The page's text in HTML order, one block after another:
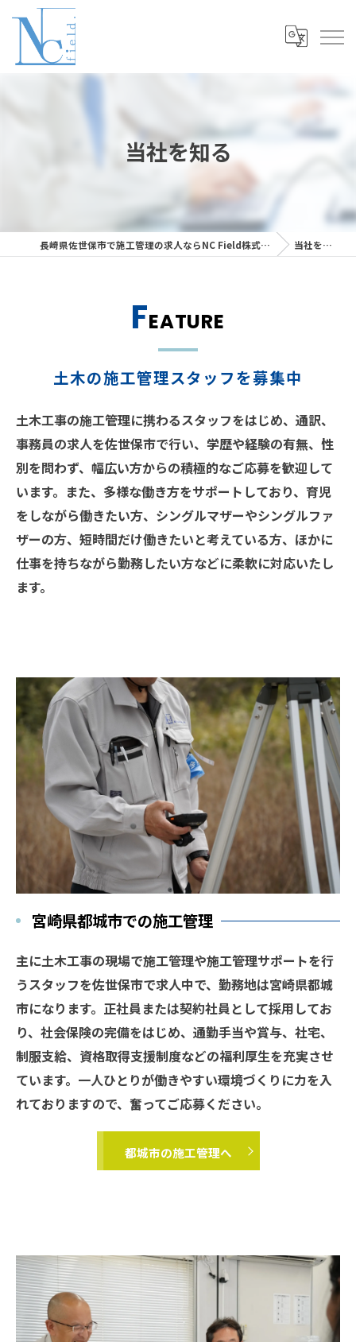
当社を知る
長崎県佐世保市で施工管理の求人ならNC Field株式会社 当社を知る
土木の施工管理スタッフを募集中
FEATURE
土木工事の施工管理に携わるスタッフをはじめ、通訳、
事務員の求人を佐世保市で行い、学歴や経験の有無、性
別を問わず、幅広い方からの積極的なご応募を歓迎して
います。また、多様な働き方をサポートしており、育児
をしながら働きたい方、シングルマザーやシングルファ
ザーの方、短時間だけ働きたいと考えている方、ほかに
仕事を持ちながら勤務したい方などに柔軟に対応いたし
ます。
宮崎県都城市での施工管理
主に土木工事の現場で施工管理や施工管理サポートを行
うスタッフを佐世保市で求人中で、勤務地は宮崎県都城
市になります。正社員または契約社員として採用してお
り、社会保険の完備をはじめ、通勤手当や賞与、社宅、
制服支給、資格取得支援制度などの福利厚生を充実させ
ています。一人ひとりが働きやすい環境づくりに力を入
れておりますので、奮ってご応募ください。
都城市の施工管理へ